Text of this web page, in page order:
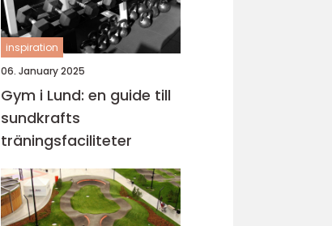
inspiration
06. January 2025
Gym i Lund: en guide till
sundkrafts
träningsfaciliteter